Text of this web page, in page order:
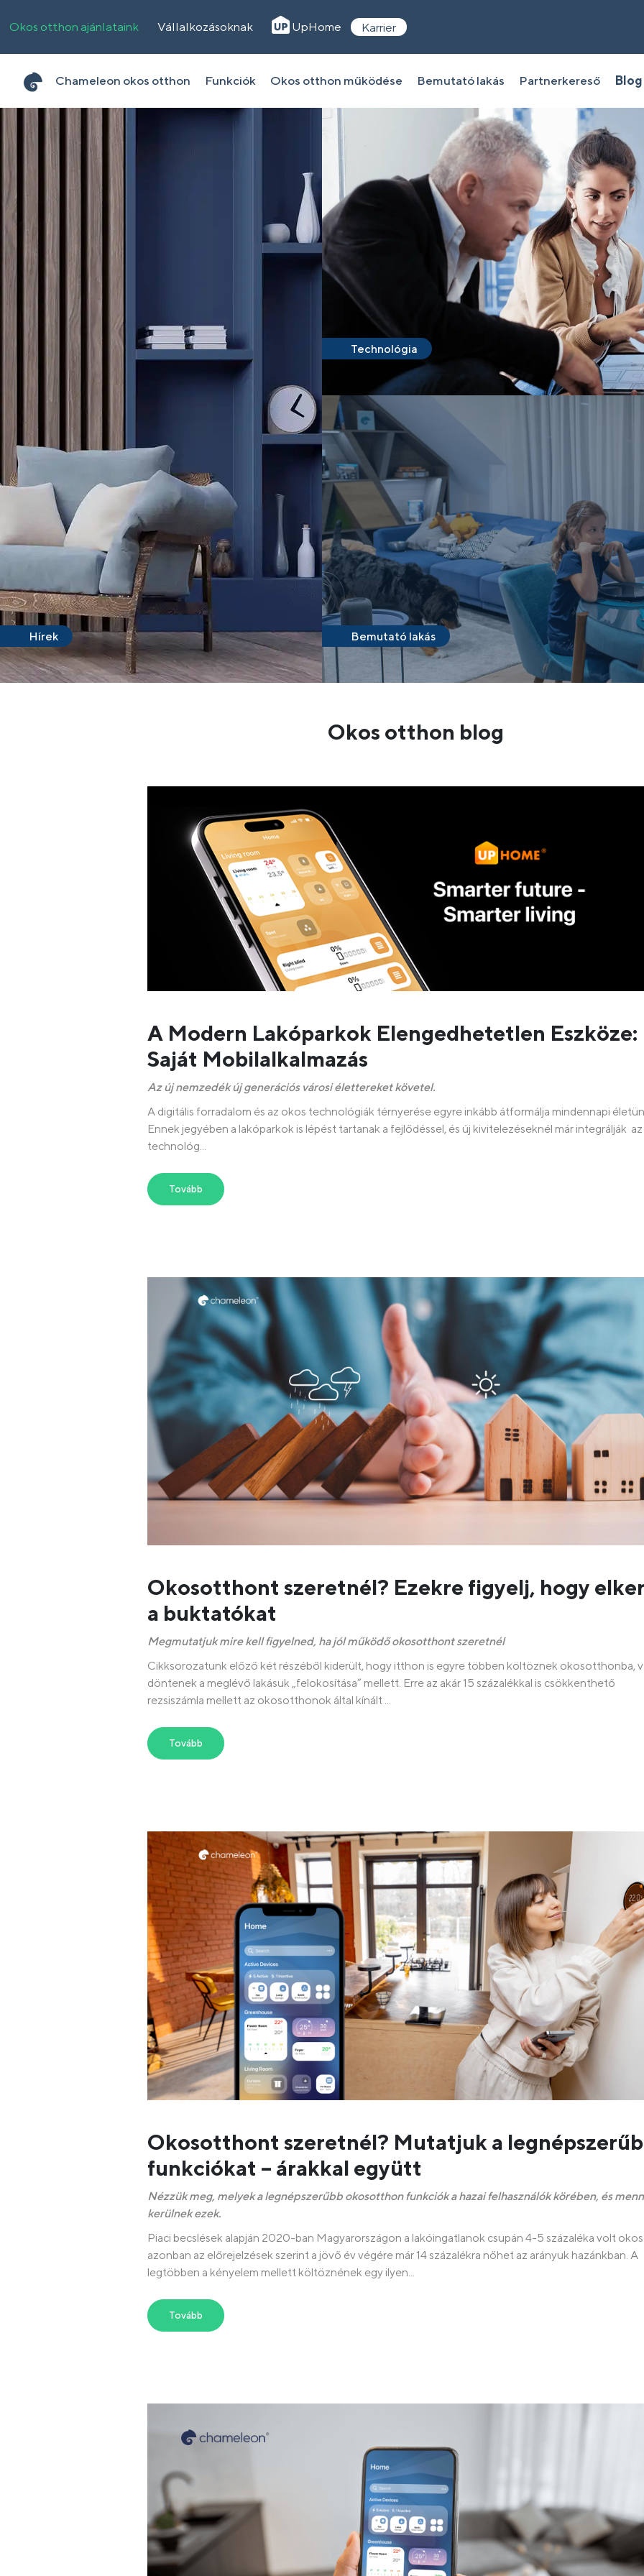
Okos otthon ajánlataink Vállalkozásoknak UpHome Karrier
Chameleon okos otthon Funkciók Okos otthon működése Bemutató lakás Partnerkereső Blog
Hírek
Technológia
Bemutató lakás
Okos otthon blog
A Modern Lakóparkok Elengedhetetlen Eszköze:
Saját Mobilalkalmazás
Az új nemzedék új generációs városi élettereket követel.
A digitális forradalom és az okos technológiák térnyerése egyre inkább átformálja mindennapi
Ennek jegyében a lakóparkok is lépést tartanak a fejlődéssel, és új kivitelezéseknél már integrálják az
technológ...
Tovább
Okosotthont szeretnél? Ezekre figyelj, hogy
a buktatókat
Megmutatjuk mire kell figyelned, ha jól működő okosotthont szeretnél
Cikksorozatunk előző két részéből kiderült, hogy itthon is egyre többen költöznek okosotthonba,
döntenek a meglévő lakásuk „felokosítása” mellett. Erre az akár 15 százalékkal is csökkenthető
rezsiszámla mellett az okosotthonok által kínált ...
Tovább
Okosotthont szeretnél? Mutatjuk a
funkciókat – árakkal együtt
Nézzük meg, melyek a legnépszerűbb okosotthon funkciók a hazai felhasználók körében, és
kerülnek ezek.
Piaci becslések alapján 2020-ban Magyarországon a lakóingatlanok csupán 4-5 százaléka volt
azonban az előrejelzések szerint a jövő év végére már 14 százalékra nőhet az arányuk hazánkban. A
legtöbben a kényelem mellett költöznének egy ilyen...
Tovább